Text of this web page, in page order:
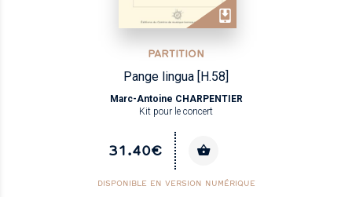
PARTITION
Pange lingua [H.58]
Marc-Antoine CHARPENTIER
Kit pour le concert
31.40€
DISPONIBLE EN VERSION NUMÉRIQUE